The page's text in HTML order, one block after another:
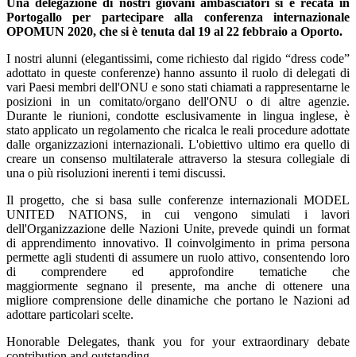
Una delegazione di nostri giovani ambasciatori si è recata in
Portogallo per partecipare alla conferenza internazionale
OPOMUN 2020, che si è tenuta dal 19 al 22 febbraio a Oporto.
I nostri alunni (elegantissimi, come richiesto dal rigido “dress code”
adottato in queste conferenze) hanno assunto il ruolo di delegati di
vari Paesi membri dell'ONU e sono stati chiamati a rappresentarne le
posizioni in un comitato/organo dell'ONU o di altre agenzie.
Durante le riunioni, condotte esclusivamente in lingua inglese, è
stato applicato un regolamento che ricalca le reali procedure adottate
dalle organizzazioni internazionali. L'obiettivo ultimo era quello di
creare un consenso multilaterale attraverso la stesura collegiale di
una o più risoluzioni inerenti i temi discussi.
Il progetto, che si basa sulle conferenze internazionali MODEL
UNITED NATIONS, in cui vengono simulati i lavori
dell'Organizzazione delle Nazioni Unite, prevede quindi un format
di apprendimento innovativo. Il coinvolgimento in prima persona
permette agli studenti di assumere un ruolo attivo, consentendo loro
di comprendere ed approfondire tematiche che
maggiormente segnano il presente, ma anche di ottenere una
migliore comprensione delle dinamiche che portano le Nazioni ad
adottare particolari scelte.
Honorable Delegates, thank you for your extraordinary debate